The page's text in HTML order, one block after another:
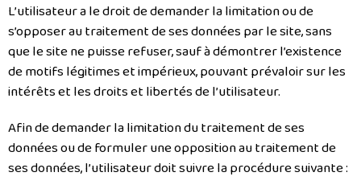
L’utilisateur a le droit de demander la limitation ou de
s’opposer au traitement de ses données par le site, sans
que le site ne puisse refuser, sauf à démontrer l’existence
de motifs légitimes et impérieux, pouvant prévaloir sur les
intérêts et les droits et libertés de l’utilisateur.
Afin de demander la limitation du traitement de ses
données ou de formuler une opposition au traitement de
ses données, l’utilisateur doit suivre la procédure suivante :